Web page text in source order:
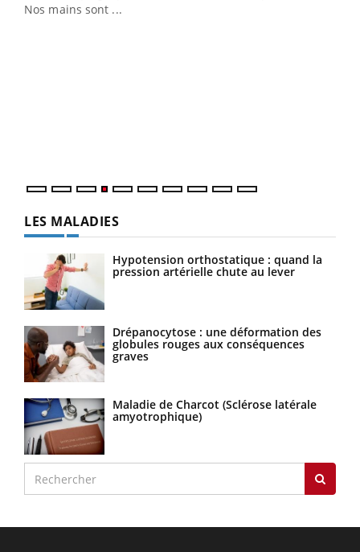
Nos mains sont ...
LES MALADIES
Hypotension orthostatique : quand la
pression artérielle chute au lever
Drépanocytose : une déformation des
globules rouges aux conséquences
graves
Maladie de Charcot (Sclérose latérale
amyotrophique)